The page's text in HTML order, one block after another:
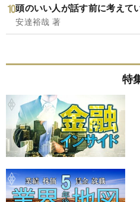
頭のいい人が話す前に考えて
安達裕哉 著
特